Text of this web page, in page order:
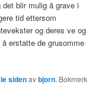
blir mulig å grave i
tid ettersom
og deres ve og
erstatte de grusomme
sidenavbjorn. Bokmerk